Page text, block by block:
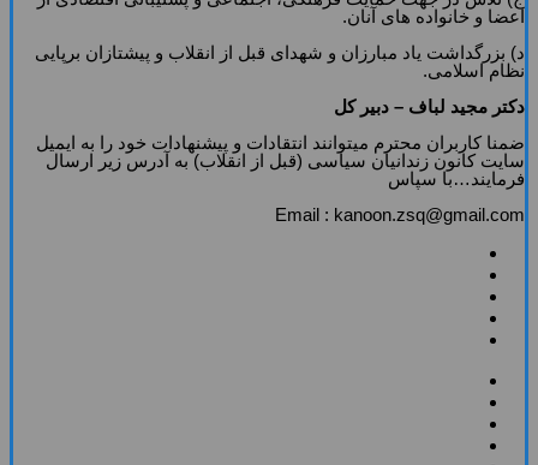
اعضا و خانواده ‏هاى آنان.
د) بزرگداشت یاد مبارزان و شهداى قبل از انقلاب و پیشتازان برپایى
نظام اسلامى.
دکتر مجید لباف – دبیر کل
ضمنا کاربران محترم میتوانند انتقادات و پیشنهادات خود را به ایمیل
سایت کانون زندانیان سیاسی (قبل از انقلاب) به آدرس زیر ارسال
فرمایند…با سپاس
Email : kanoon.zsq@gmail.com